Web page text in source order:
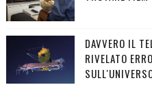
DAVVERO IL
RIVELATO